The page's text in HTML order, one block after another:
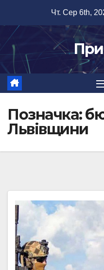
вмісту
Чт. Сер 6th,
Позначка:
Львівщини